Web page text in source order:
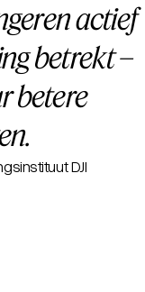
actief
betrekt –
betere
DJI